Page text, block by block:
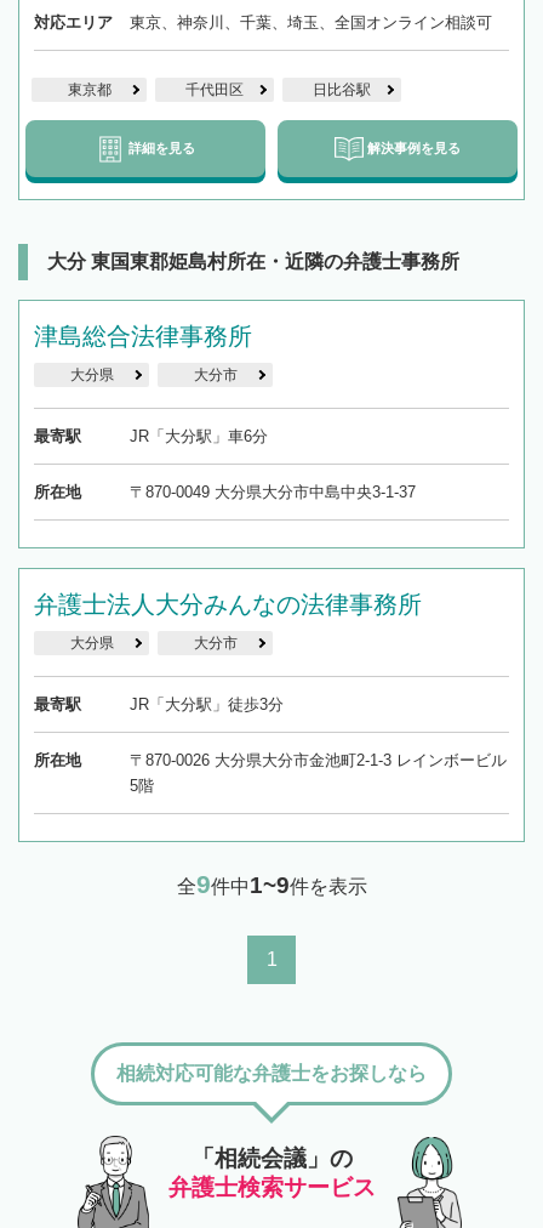
対応エリア 東京、神奈川、千葉、埼玉、全国オンライン相談可
東京都 千代田区 日比谷駅
詳細を見る 解決事例を見る
大分 東国東郡姫島村所在・近隣の弁護士事務所
津島総合法律事務所
大分県 大分市
最寄駅 JR「大分駅」車6分
所在地 〒870-0049 大分県大分市中島中央3-1-37
弁護士法人大分みんなの法律事務所
大分県 大分市
最寄駅 JR「大分駅」徒歩3分
所在地
〒870-0026 大分県大分市金池町2-1-3 レインボービル
5階
全9件中1~9件を表示
1
「相続会議」の
弁護士検索サービス
相続対応可能な弁護士をお探しなら